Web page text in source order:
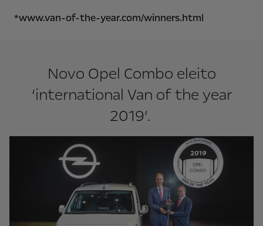
*www.van-of-the-year.com/winners.html
Novo Opel Combo eleito
‘international Van of the year
2019’.